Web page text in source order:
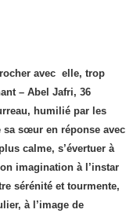
avec elle, trop
– Abel Jafri, 36
humilié par les
sa sœur en réponse avec
calme, s’évertuer à
imagination à l’instar
sérénité et tourmente,
à l’image de